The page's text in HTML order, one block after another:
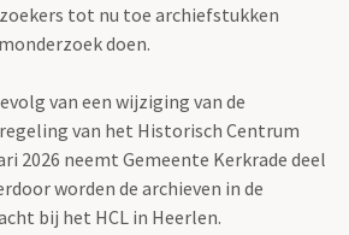
tot nu toe archiefstukken
doen.
van een wijziging van de
van het Historisch Centrum
2026 neemt Gemeente Kerkrade deel
worden de archieven in de
bij het HCL in Heerlen.